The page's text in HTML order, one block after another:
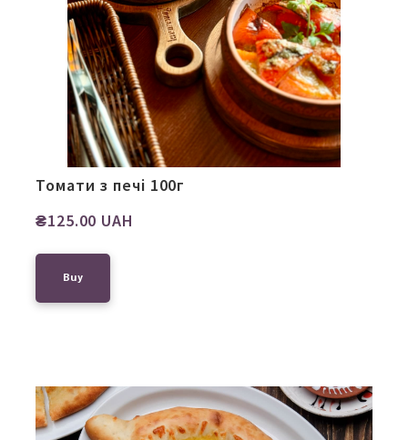
Томати з печі 100г
₴125.00 UAH
Buy